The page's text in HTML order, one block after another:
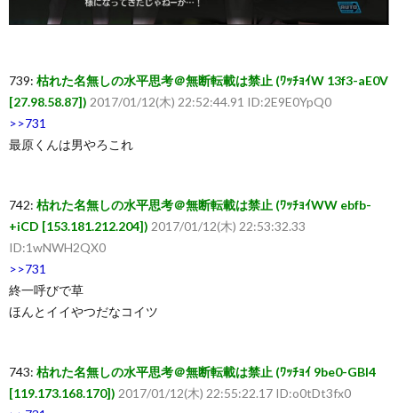
739: 枯れた名無しの水平思考＠無断転載は禁止 (ﾜｯﾁｮｲW 13f3-aE0V
[27.98.58.87]) 2017/01/12(木) 22:52:44.91 ID:2E9E0YpQ0
>>731
最原くんは男やろこれ
742: 枯れた名無しの水平思考＠無断転載は禁止 (ﾜｯﾁｮｲWW ebfb-
+iCD [153.181.212.204]) 2017/01/12(木) 22:53:32.33
ID:1wNWH2QX0
>>731
終一呼びで草
ほんとイイやつだなコイツ
743: 枯れた名無しの水平思考＠無断転載は禁止 (ﾜｯﾁｮｲ 9be0-GBI4
[119.173.168.170]) 2017/01/12(木) 22:55:22.17 ID:o0tDt3fx0